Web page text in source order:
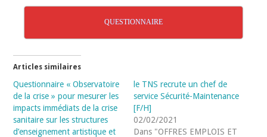
QUESTIONNAIRE
Articles similaires
Questionnaire « Observatoire
de la crise » pour mesurer les
impacts immédiats de la crise
sanitaire sur les structures
d’enseignement artistique et
le TNS recrute un chef de
service Sécurité-Maintenance
[F/H]
02/02/2021
Dans "OFFRES EMPLOIS ET